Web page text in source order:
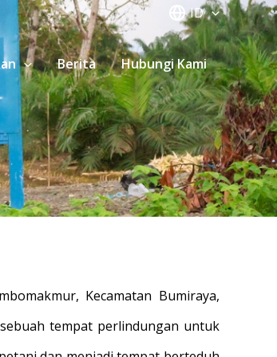
ID
Berita Hubungi Kami
Kecamatan Bumiraya,
tempat perlindungan untuk